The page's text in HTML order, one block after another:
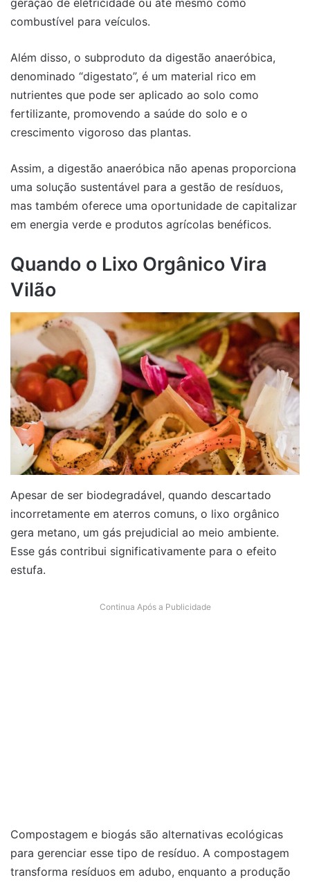
geração de eletricidade ou até mesmo como
combustível para veículos.
Além disso, o subproduto da digestão anaeróbica,
denominado “digestato”, é um material rico em
nutrientes que pode ser aplicado ao solo como
fertilizante, promovendo a saúde do solo e o
crescimento vigoroso das plantas.
Assim, a digestão anaeróbica não apenas proporciona
uma solução sustentável para a gestão de resíduos,
mas também oferece uma oportunidade de capitalizar
em energia verde e produtos agrícolas benéficos.
Quando o Lixo Orgânico Vira
Vilão
Apesar de ser biodegradável, quando descartado
incorretamente em aterros comuns, o lixo orgânico
gera metano, um gás prejudicial ao meio ambiente.
Esse gás contribui significativamente para o efeito
estufa.
Continua Após a Publicidade
Compostagem e biogás são alternativas ecológicas
para gerenciar esse tipo de resíduo. A compostagem
transforma resíduos em adubo, enquanto a produção